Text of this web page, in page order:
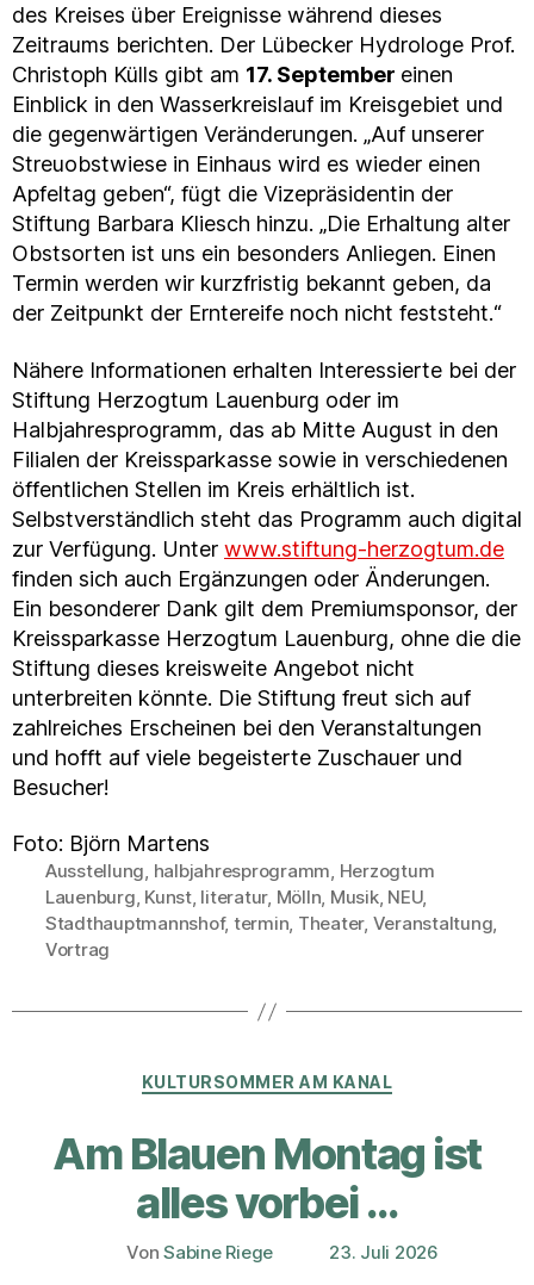
des Kreises über Ereignisse während dieses
Zeitraums berichten. Der Lübecker Hydrologe Prof.
Christoph Külls gibt am 17. September einen
Einblick in den Wasserkreislauf im Kreisgebiet und
die gegenwärtigen Veränderungen. „Auf unserer
Streuobstwiese in Einhaus wird es wieder einen
Apfeltag geben“, fügt die Vizepräsidentin der
Stiftung Barbara Kliesch hinzu. „Die Erhaltung alter
Obstsorten ist uns ein besonders Anliegen. Einen
Termin werden wir kurzfristig bekannt geben, da
der Zeitpunkt der Erntereife noch nicht feststeht.“
Nähere Informationen erhalten Interessierte bei der
Stiftung Herzogtum Lauenburg oder im
Halbjahresprogramm, das ab Mitte August in den
Filialen der Kreissparkasse sowie in verschiedenen
öffentlichen Stellen im Kreis erhältlich ist.
Selbstverständlich steht das Programm auch digital
zur Verfügung. Unter www.stiftung-herzogtum.de
finden sich auch Ergänzungen oder Änderungen.
Ein besonderer Dank gilt dem Premiumsponsor, der
Kreissparkasse Herzogtum Lauenburg, ohne die die
Stiftung dieses kreisweite Angebot nicht
unterbreiten könnte. Die Stiftung freut sich auf
zahlreiches Erscheinen bei den Veranstaltungen
und hofft auf viele begeisterte Zuschauer und
Besucher!
Foto: Björn Martens
Schlagwörter
Ausstellung, halbjahresprogramm, Herzogtum
Lauenburg, Kunst, literatur, Mölln, Musik, NEU,
Stadthauptmannshof, termin, Theater, Veranstaltung,
Vortrag
Kategorien
KULTURSOMMER AM KANAL
Am Blauen Montag ist
alles vorbei …
Beitragsautor
VonSabine Riege Veröffentlichungsdatum
23. Juli 2026